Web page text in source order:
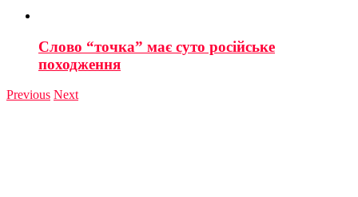
Слово “точка” має суто російське
походження
Previous Next